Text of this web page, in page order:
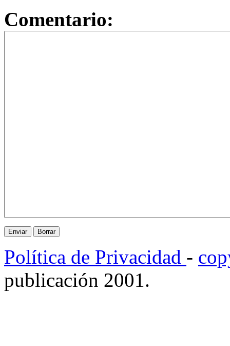
Comentario:
Política de Privacidad -
publicación 2001.